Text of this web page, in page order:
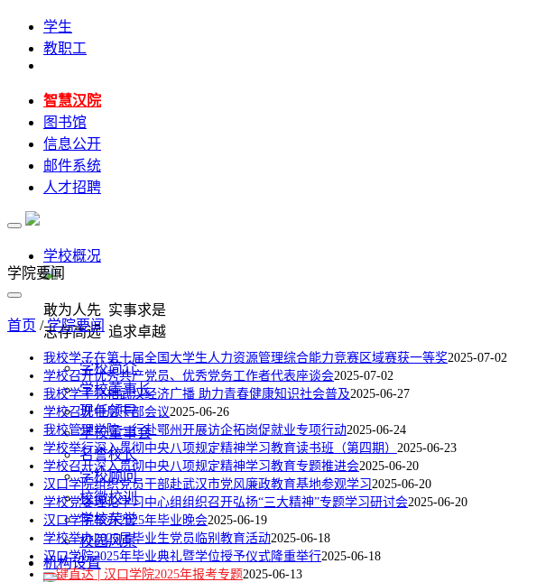
学生
教职工
智慧汉院
图书馆
信息公开
邮件系统
人才招聘
学校概况
敢为人先 实事求是
志存高远 追求卓越
学校简介
学校董事长
现任领导
学校董事会
名誉校长
学校顾问
校徽校训
学校荣誉
校园风景
机构设置
学院要闻
首页 /学院要闻
我校学子在第十届全国大学生人力资源管理综合能力竞赛区域赛获一等奖2025-07-02
学校召开优秀共产党员、优秀党务工作者代表座谈会2025-07-02
我校学子亮相武汉经济广播 助力青春健康知识社会普及2025-06-27
学校召开中层干部会议2025-06-26
我校管理学院一行赴鄂州开展访企拓岗促就业专项行动2025-06-24
学校举行深入贯彻中央八项规定精神学习教育读书班（第四期） 2025-06-23
学校召开深入贯彻中央八项规定精神学习教育专题推进会2025-06-20
汉口学院组织党员干部赴武汉市党风廉政教育基地参观学习2025-06-20
学校党委理论学习中心组组织召开弘扬“三大精神”专题学习研讨会2025-06-20
汉口学院举办2025年毕业晚会2025-06-19
学校举办2025届毕业生党员临别教育活动2025-06-18
汉口学院2025年毕业典礼暨学位授予仪式隆重举行2025-06-18
一键直达 | 汉口学院2025年报考专题2025-06-13